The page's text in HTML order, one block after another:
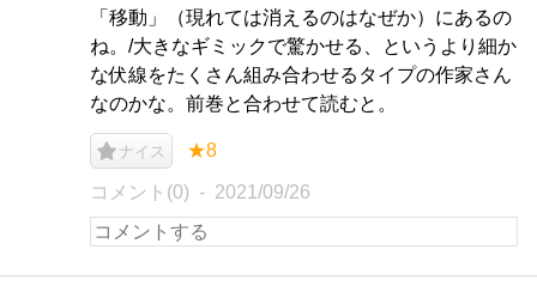
「移動」（現れては消えるのはなぜか）にあるの
ね。/大きなギミックで驚かせる、というより細か
な伏線をたくさん組み合わせるタイプの作家さん
なのかな。前巻と合わせて読むと。
ナイス ★8
コメント(0) 2021/09/26